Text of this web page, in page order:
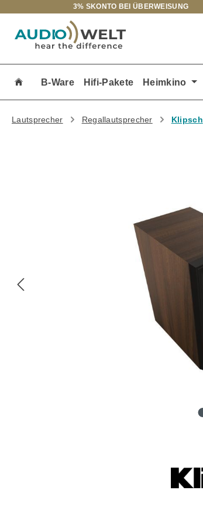
Hauptinhalt springen
Zur Suche springen
Zur Hauptnavigation springen
3% SKONTO BEI ÜBERWEISUNG
B-Ware Hifi-Pakete Heimkino
Lautsprecher Regallautsprecher Klipsch